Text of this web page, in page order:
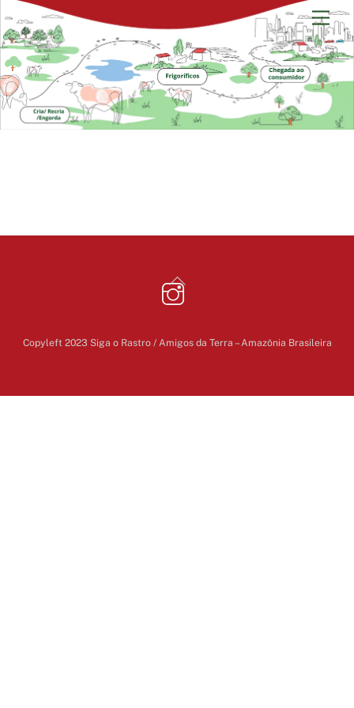
Skip
to
content
Back
To
Copyleft 2023 Siga o Rastro / Amigos da Terra – Amazônia Brasileira